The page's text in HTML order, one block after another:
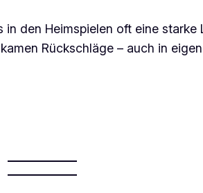
den Heimspielen oft eine
Rückschläge – auch in